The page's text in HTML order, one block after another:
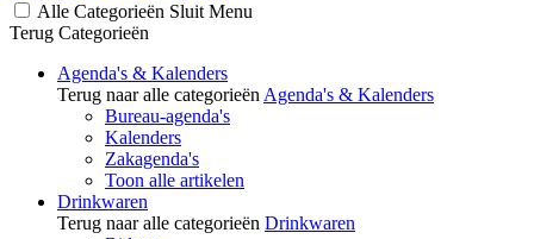
Alle Categorieën Sluit Menu
Terug Categorieën
Agenda's & Kalenders
Terug naar alle categorieën Agenda's & Kalenders
Bureau-agenda's
Kalenders
Zakagenda's
Toon alle artikelen
Drinkwaren
Terug naar alle categorieën Drinkwaren